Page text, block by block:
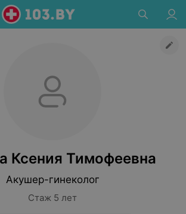
Ксения Тимофеевна
Акушер-гинеколог
Стаж 5 лет